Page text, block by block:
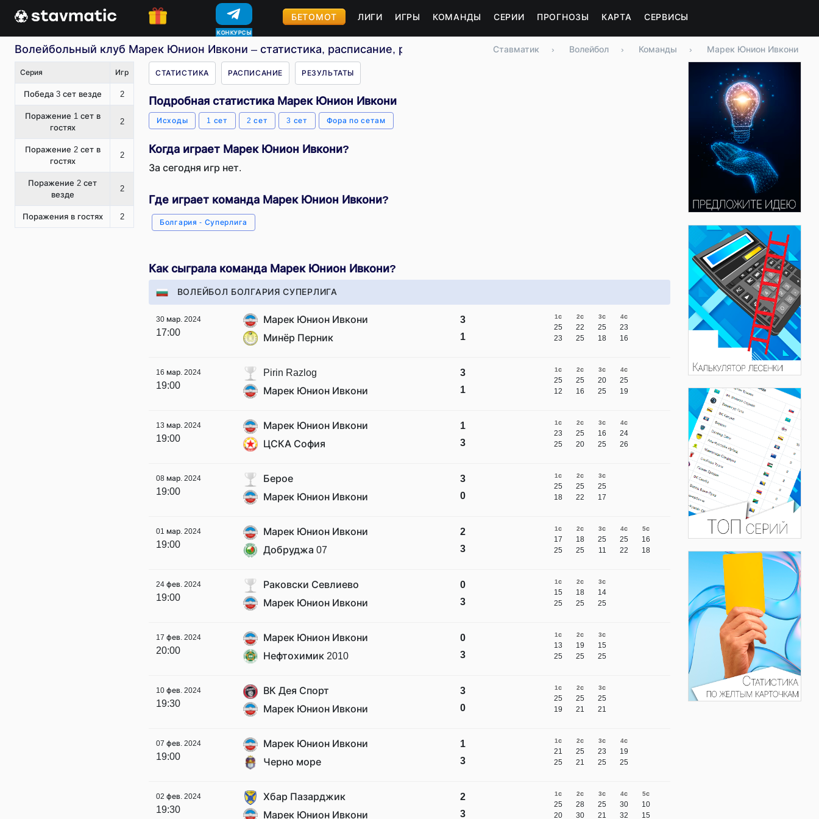
КОНКУРСЫ
БЕТОМОТ ЛИГИ ИГРЫ КОМАНДЫ СЕРИИ ПРОГНОЗЫ КАРТА СЕРВИСЫ
Волейбольный клуб Марек Юнион Ивкони – статистика, расписание, результаты Ставматик › Волейбол › Команды › Марек Юнион Ивкони
Серия Игр
Победа 3 сет везде 2
Поражение 1 сет в
гостях
2
Поражение 2 сет в
гостях
2
Поражение 2 сет
везде
2
Поражения в гостях 2
СТАТИСТИКА РАСПИСАНИЕ РЕЗУЛЬТАТЫ
Подробная статистика Марек Юнион Ивкони
Исходы 1 сет 2 сет 3 сет Фора по сетам
Когда играет Марек Юнион Ивкони?
За сегодня игр нет.
Где играет команда Марек Юнион Ивкони?
Болгария - Суперлига
Как сыграла команда Марек Юнион Ивкони?
ВОЛЕЙБОЛ БОЛГАРИЯ СУПЕРЛИГА
30 мар. 2024
17:00
Марек Юнион Ивкони
Минёр Перник
3
1
1с
25
23
2с
22
25
3с
25
18
4с
23
16
16 мар. 2024
19:00
Pirin Razlog
Марек Юнион Ивкони
3
1
1с
25
12
2с
25
16
3с
20
25
4с
25
19
13 мар. 2024
19:00
Марек Юнион Ивкони
ЦСКА София
1
3
1с
23
25
2с
25
20
3с
16
25
4с
24
26
08 мар. 2024
19:00
Берое
Марек Юнион Ивкони
3
0
1с
25
18
2с
25
22
3с
25
17
01 мар. 2024
19:00
Марек Юнион Ивкони
Добруджа 07
2
3
1с
17
25
2с
18
25
3с
25
11
4с
25
22
5с
16
18
24 фев. 2024
19:00
Раковски Севлиево
Марек Юнион Ивкони
0
3
1с
15
25
2с
18
25
3с
14
25
17 фев. 2024
20:00
Марек Юнион Ивкони
Нефтохимик 2010
0
3
1с
13
25
2с
19
25
3с
15
25
10 фев. 2024
19:30
ВК Дея Спорт
Марек Юнион Ивкони
3
0
1с
25
19
2с
25
21
3с
25
21
07 фев. 2024
19:00
Марек Юнион Ивкони
Черно море
1
3
1с
21
25
2с
25
21
3с
23
25
4с
19
25
02 фев. 2024
19:30
Хбар Пазарджик
Марек Юнион Ивкони
2
3
1с
25
20
2с
28
30
3с
25
21
4с
30
32
5с
10
15